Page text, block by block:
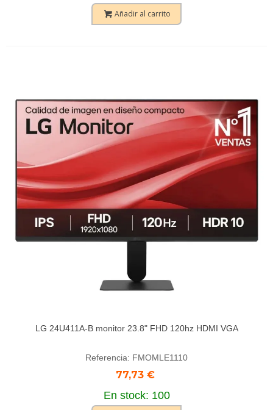
Añadir al carrito
LG 24U411A-B monitor 23.8" FHD 120hz HDMI VGA
Referencia: FMOMLE1110
77,73 €
En stock: 100